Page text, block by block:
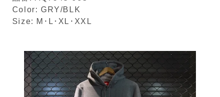
Color: GRY/BLK
Size: M･L･XL･XXL